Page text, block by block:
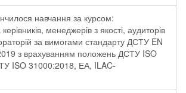
навчання за курсом:
менеджерів з якості, аудиторів
за вимогами стандарту ДСТУ EN
з врахуванням положень ДСТУ ISO
ISO 31000:2018, ЕА, ILAC-